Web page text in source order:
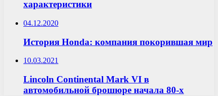
характеристики
04.12.2020
История Honda: компания покорившая мир
10.03.2021
Lincoln Continental Mark VI в
автомобильной брошюре начала 80-х